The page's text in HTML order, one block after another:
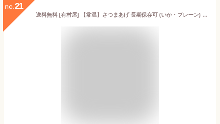
no. 21
送料無料 [有村屋] 【常温】さつまあげ 長期保存可 (いか・プレーン) /おつまみ /花見/鹿児島名物/さつま揚げ/てんぷら/天ぷら/家庭用/お土産/ヘルシーフード/低カロリー/低脂肪